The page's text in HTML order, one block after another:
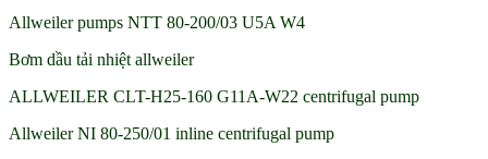
Allweiler pumps NTT 80-200/03 U5A W4
Bơm dầu tải nhiệt allweiler
ALLWEILER CLT-H25-160 G11A-W22 centrifugal pump
Allweiler NI 80-250/01 inline centrifugal pump